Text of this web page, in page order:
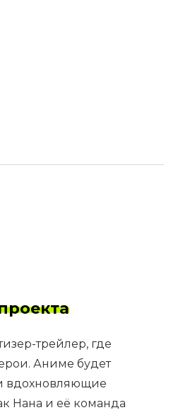
трейлер, где
Аниме будет
вдохновляющие
Нана и её команда